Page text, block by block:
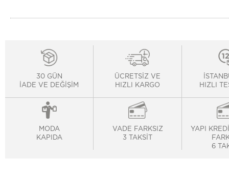
30 GÜN
İADE VE DEĞİŞİM
ÜCRETSİZ VE
HIZLI KARGO
HIZLI
MODA
KAPIDA
VADE FARKSIZ
3 TAKSİT
YAPI
6